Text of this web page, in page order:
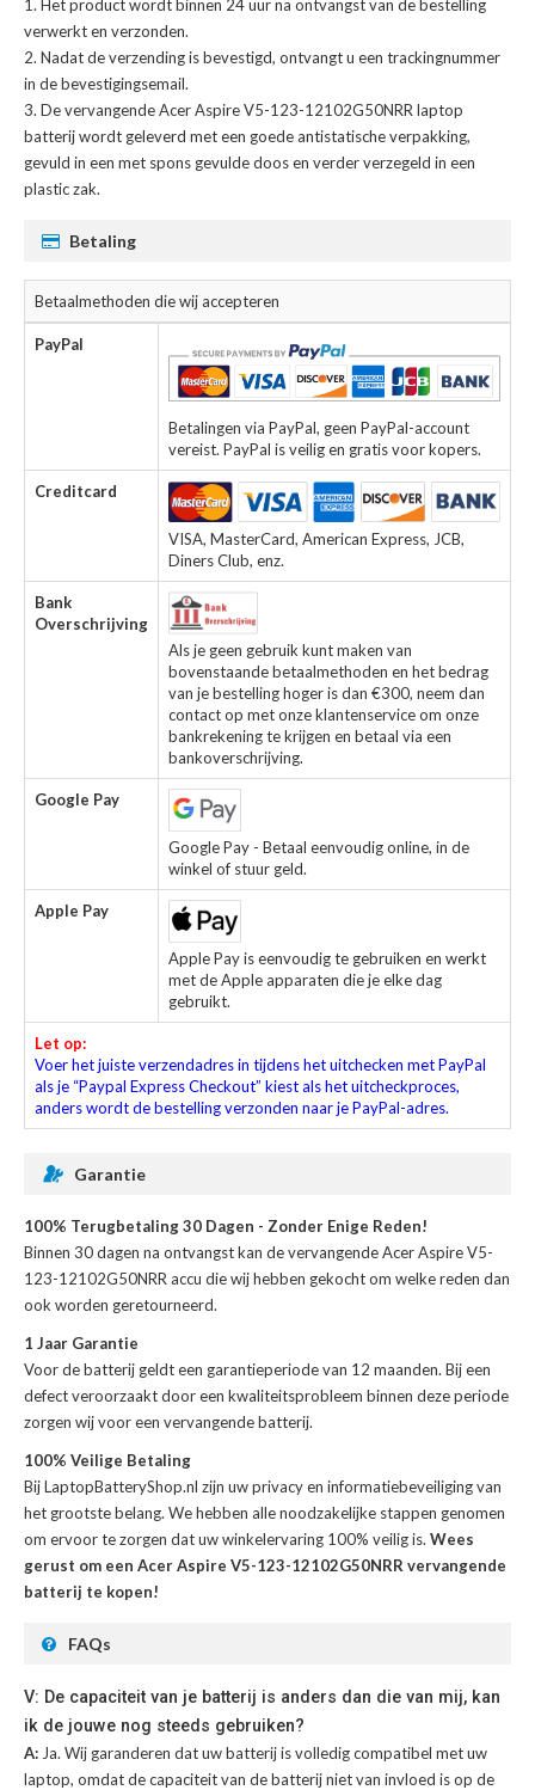
Het product wordt binnen 24 uur na ontvangst van de bestelling
verwerkt en verzonden.
Nadat de verzending is bevestigd, ontvangt u een trackingnummer
in de bevestigingsemail.
Devervangende Acer Aspire V5-123-12102G50NRR laptop
batterijwordt geleverd met een goede antistatische verpakking,
gevuld in een met spons gevulde doos en verder verzegeld in een
plastic zak.
Betaling
Betaalmethoden die wij accepteren
PayPal
Betalingen via PayPal, geen PayPal-account
vereist. PayPal is veilig en gratis voor kopers.
Creditcard
VISA, MasterCard, American Express, JCB,
Diners Club, enz.
Bank
Overschrijving
Als je geen gebruik kunt maken van
bovenstaande betaalmethoden en het bedrag
van je bestelling hoger is dan €300, neem dan
contact op met onze klantenservice om onze
bankrekening te krijgen en betaal via een
bankoverschrijving.
Google Pay
Google Pay - Betaal eenvoudig online, in de
winkel of stuur geld.
Apple Pay
Apple Pay is eenvoudig te gebruiken en werkt
met de Apple apparaten die je elke dag
gebruikt.
Let op:
Voer het juiste verzendadres in tijdens het uitchecken met PayPal
als je “Paypal Express Checkout” kiest als het uitcheckproces,
anders wordt de bestelling verzonden naar je PayPal-adres.
Garantie
100% Terugbetaling 30 Dagen - Zonder Enige Reden!
Binnen 30 dagen na ontvangst kan devervangende Acer Aspire V5-
123-12102G50NRR accu die wij hebben gekocht om welke reden dan
ook worden geretourneerd.
1 Jaar Garantie
Voor debatterij geldt een garantieperiode van 12 maanden. Bij een
defect veroorzaakt door een kwaliteitsprobleem binnen deze periode
zorgen wij voor een vervangende batterij.
100% Veilige Betaling
Bij LaptopBatteryShop.nl zijn uw privacy en informatiebeveiliging van
het grootste belang. We hebben alle noodzakelijke stappen genomen
om ervoor te zorgen dat uw winkelervaring 100% veilig is. Wees
gerust om een Acer Aspire V5-123-12102G50NRR vervangende
batterij te kopen!
FAQs
V: De capaciteit van je batterij is anders dan die van mij, kan
ik de jouwe nog steeds gebruiken?
A: Ja. Wij garanderen dat uw batterij is volledig compatibel met uw
laptop, omdat de capaciteit van de batterij niet van invloed is op de